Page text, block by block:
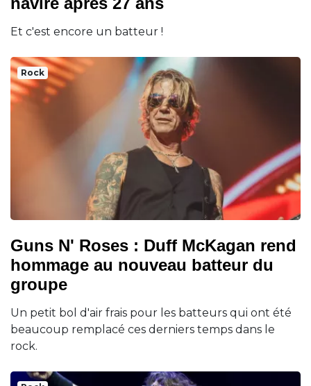
Et c'est encore un batteur !
Rock
Guns N' Roses : Duff McKagan rend
hommage au nouveau batteur du
groupe
Un petit bol d'air frais pour les batteurs qui ont été
beaucoup remplacé ces derniers temps dans le
rock.